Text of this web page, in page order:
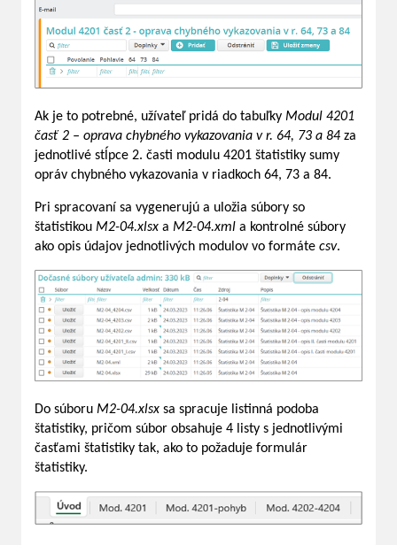
Ak je to potrebné, užívateľ pridá do tabuľky Modul 4201
časť 2 – oprava chybného vykazovania v r. 64, 73 a 84 za
jednotlivé stĺpce 2. časti modulu 4201 štatistiky sumy
opráv chybného vykazovania v riadkoch 64, 73 a 84.
Pri spracovaní sa vygenerujú a uložia súbory so
štatistikou M2-04.xlsx a M2-04.xml a kontrolné súbory
ako opis údajov jednotlivých modulov vo formáte csv.
Do súboru M2-04.xlsx sa spracuje listinná podoba
štatistiky, pričom súbor obsahuje 4 listy s jednotlivými
časťami štatistiky tak, ako to požaduje formulár
štatistiky.